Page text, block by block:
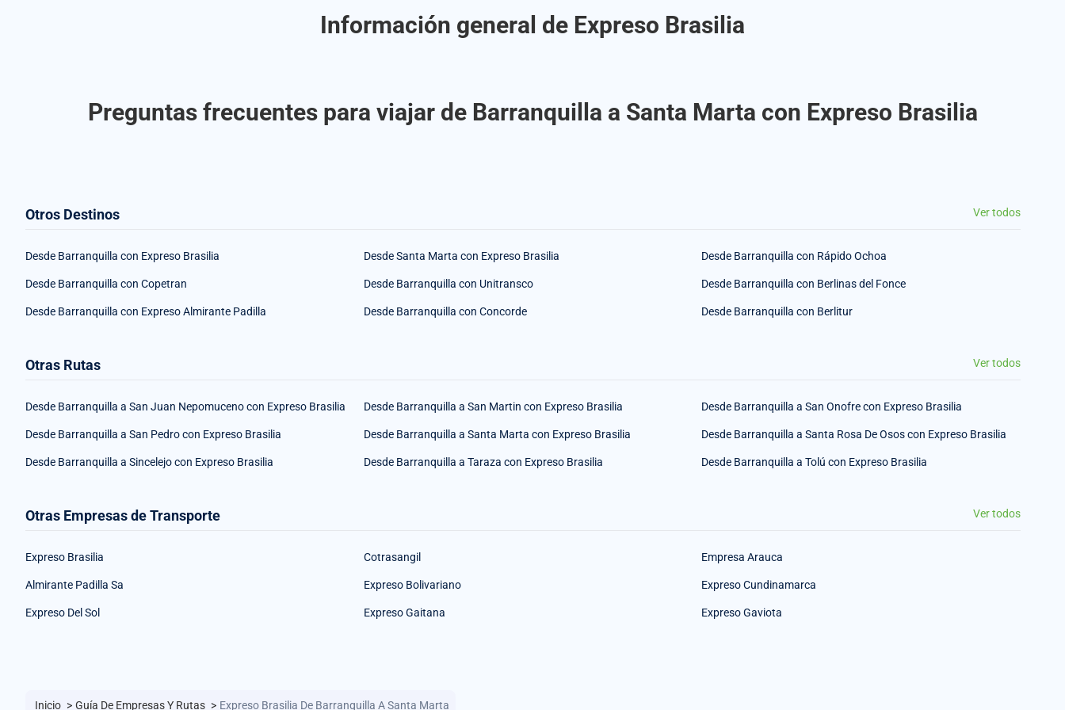
Información general de Expreso Brasilia
Preguntas frecuentes para viajar de Barranquilla a Santa Marta con Expreso Brasilia
Otros Destinos Ver todos
Desde Barranquilla con Expreso Brasilia Desde Santa Marta con Expreso Brasilia Desde Barranquilla con Rápido Ochoa
Desde Barranquilla con Copetran Desde Barranquilla con Unitransco Desde Barranquilla con Berlinas del Fonce
Desde Barranquilla con Expreso Almirante Padilla Desde Barranquilla con Concorde Desde Barranquilla con Berlitur
Otras Rutas Ver todos
Desde Barranquilla a San Juan Nepomuceno con Expreso Brasilia Desde Barranquilla a San Martin con Expreso Brasilia Desde Barranquilla a San Onofre con Expreso Brasilia
Desde Barranquilla a San Pedro con Expreso Brasilia Desde Barranquilla a Santa Marta con Expreso Brasilia Desde Barranquilla a Santa Rosa De Osos con Expreso Brasilia
Desde Barranquilla a Sincelejo con Expreso Brasilia Desde Barranquilla a Taraza con Expreso Brasilia Desde Barranquilla a Tolú con Expreso Brasilia
Otras Empresas de Transporte Ver todos
Expreso Brasilia Cotrasangil Empresa Arauca
Almirante Padilla Sa Expreso Bolivariano Expreso Cundinamarca
Expreso Del Sol Expreso Gaitana Expreso Gaviota
Inicio > Guía De Empresas Y Rutas > Expreso Brasilia De Barranquilla A Santa Marta